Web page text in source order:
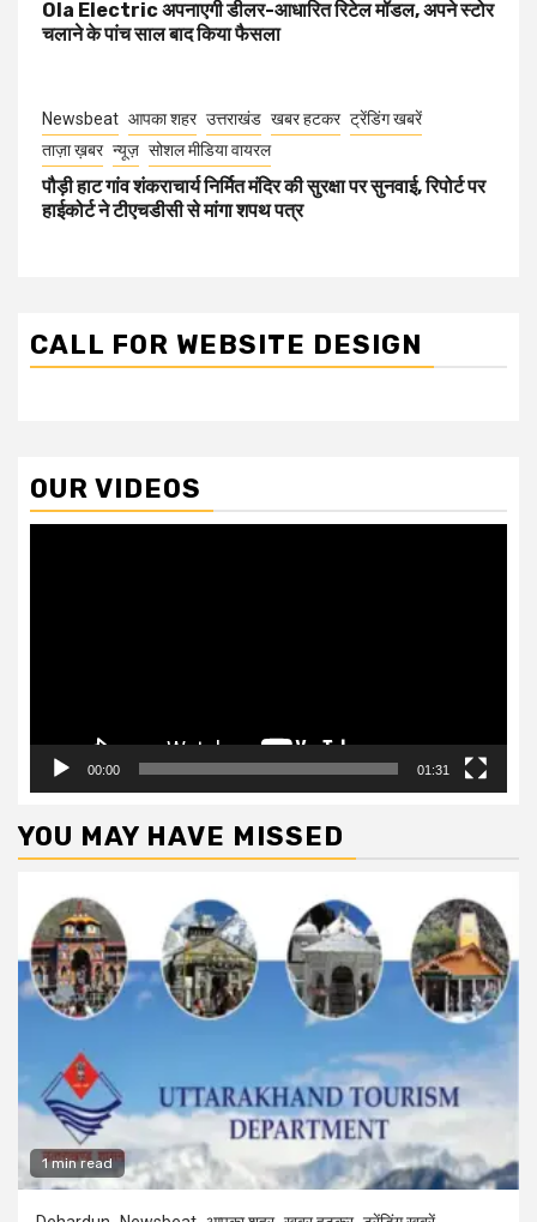
Ola Electric अपनाएगी डीलर-आधारित रिटेल मॉडल, अपने स्टोर
चलाने के पांच साल बाद किया फैसला
Newsbeat आपका शहर उत्तराखंड खबर हटकर ट्रेंडिंग खबरें
ताज़ा ख़बर न्यूज़ सोशल मीडिया वायरल
पौड़ी हाट गांव शंकराचार्य निर्मित मंदिर की सुरक्षा पर सुनवाई, रिपोर्ट पर
हाईकोर्ट ने टीएचडीसी से मांगा शपथ पत्र
CALL FOR WEBSITE DESIGN
OUR VIDEOS
00:00 01:31
YOU MAY HAVE MISSED
1 min read